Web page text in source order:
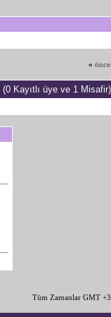
«
(0 Kayıtlı üye ve 1 Misafir)
Tüm Zamanlar GMT